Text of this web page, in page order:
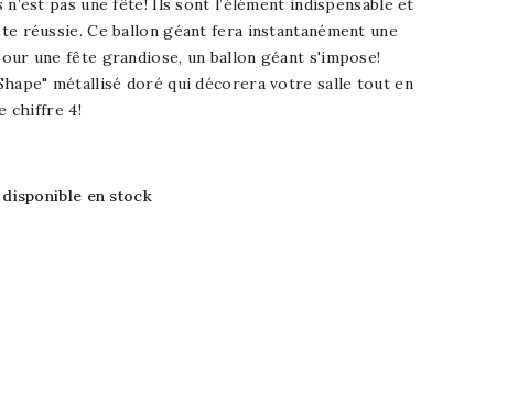
pas une fête! Ils sont l’élément indispensable et
réussie. Ce ballon géant fera instantanément une
une fête grandiose, un ballon géant s'impose!
métallisé doré qui décorera votre salle tout en
chiffre 4!
en stock